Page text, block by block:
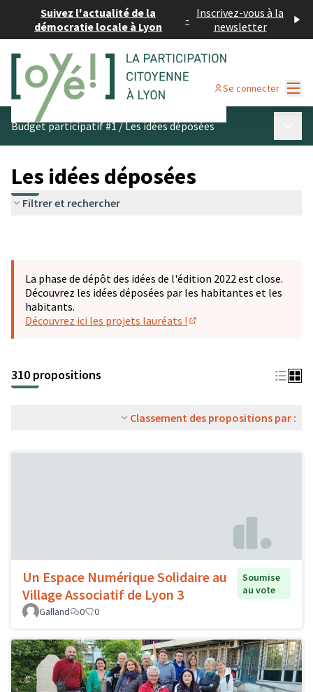
Suivez l'actualité de la
démocratie locale à Lyon
- Inscrivez-vous à la
newsletter
Se connecter
Budget participatif #1/Les idées déposées
Les idées déposées
Filtrer et rechercher
La phase de dépôt des idées de l'édition 2022 est close.
Découvrez les idées déposées par les habitantes et les
habitants.
Découvrez ici les projets lauréats !
310 propositions
Classement des propositions par :
Un Espace Numérique Solidaire au
Village Associatif de Lyon 3
Soumise
au vote
Galland
0 0